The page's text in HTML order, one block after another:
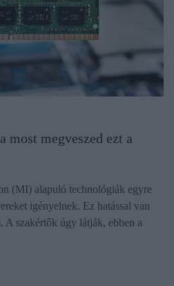
most megveszed ezt a
(MI) alapuló technológiák egyre
igényelnek. Ez hatással van
szakértők úgy látják, ebben a